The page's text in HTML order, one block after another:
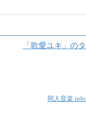
「 歌愛ユキ 」の
同人音楽 info